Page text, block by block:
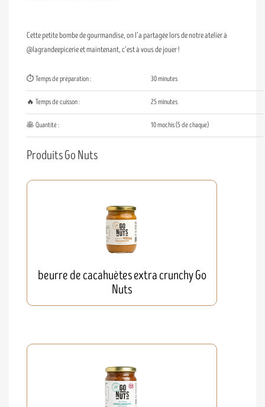
Cette petite bombe de gourmandise, on l’a partagée lors de notre atelier à
@lagrandeepicerie et maintenant, c’est à vous de jouer !
⏱️ Temps de préparation : 30 minutes
🔥 Temps de cuisson : 25 minutes
🥞 Quantité : 10 mochis (5 de chaque)
Produits Go Nuts
beurre de cacahuètes extra crunchy Go
Nuts